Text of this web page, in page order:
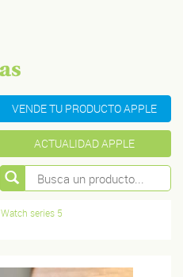
VENDE TU PRODUCTO APPLE
ACTUALIDAD APPLE
Watch series 5